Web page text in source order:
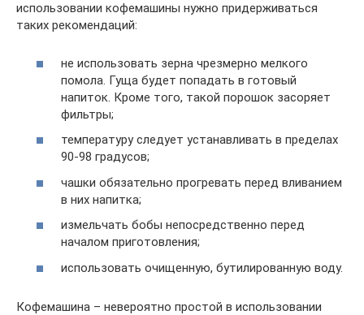
использовании кофемашины нужно придерживаться
таких рекомендаций:
не использовать зерна чрезмерно мелкого
помола. Гуща будет попадать в готовый
напиток. Кроме того, такой порошок засоряет
фильтры;
температуру следует устанавливать в пределах
90-98 градусов;
чашки обязательно прогревать перед вливанием
в них напитка;
измельчать бобы непосредственно перед
началом приготовления;
использовать очищенную, бутилированную воду.
Кофемашина – невероятно простой в использовании